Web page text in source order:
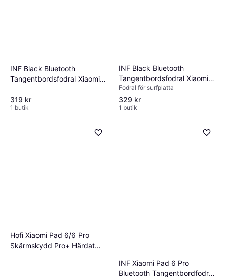
INF Black Bluetooth
Tangentbordsfodral Xiaomi
319 kr
1 butik
INF Black Bluetooth
Tangentbordsfodral Xiaomi
Pad 6 6Pro
Fodral för surfplatta
329 kr
1 butik
Hofi Xiaomi Pad 6/6 Pro
Skärmskydd Pro+ Härdat
INF Xiaomi Pad 6 Pro
Bluetooth Tangentbordfodral